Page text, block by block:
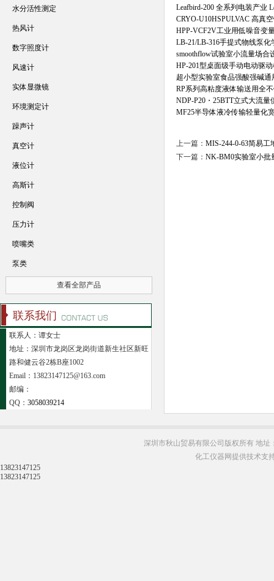
Leafbird-200 全系列电装产业
CRYO-U10HSPULVAC 高真
HPP-VCF2V工业用低噪音变
LB-21/LB-316手提式物线泵
smoothflow试验室小流量场合
HP-201型桌面级手动电动驱
超小型实验室食品强酸强碱通
RP系列高粘度液体输送用全
NDP-P20・25BTT立式大流
MF25半导体液冷传输轻量化
上一篇： MIS-244-0-63简易
下一篇： NK-BM0实验室小批
水分活性测定
热风计
数字照度计
风速计
实体显微镜
环境测定计
躁声计
真空计
液位计
高斯计
控制阀
压力计
喷嘴类
泵类
查看全部产品
联系我们
联系人：谭女士
地址：深圳市龙岗区龙岗街道新生社区新旺
路和健云谷2栋B座1002
Email：13823147125@163.com
邮编：
QQ： 3058039214
深圳市秋山贸易有限公司版权所有 地址
化工仪器网提供技术支
13823147125
13823147125